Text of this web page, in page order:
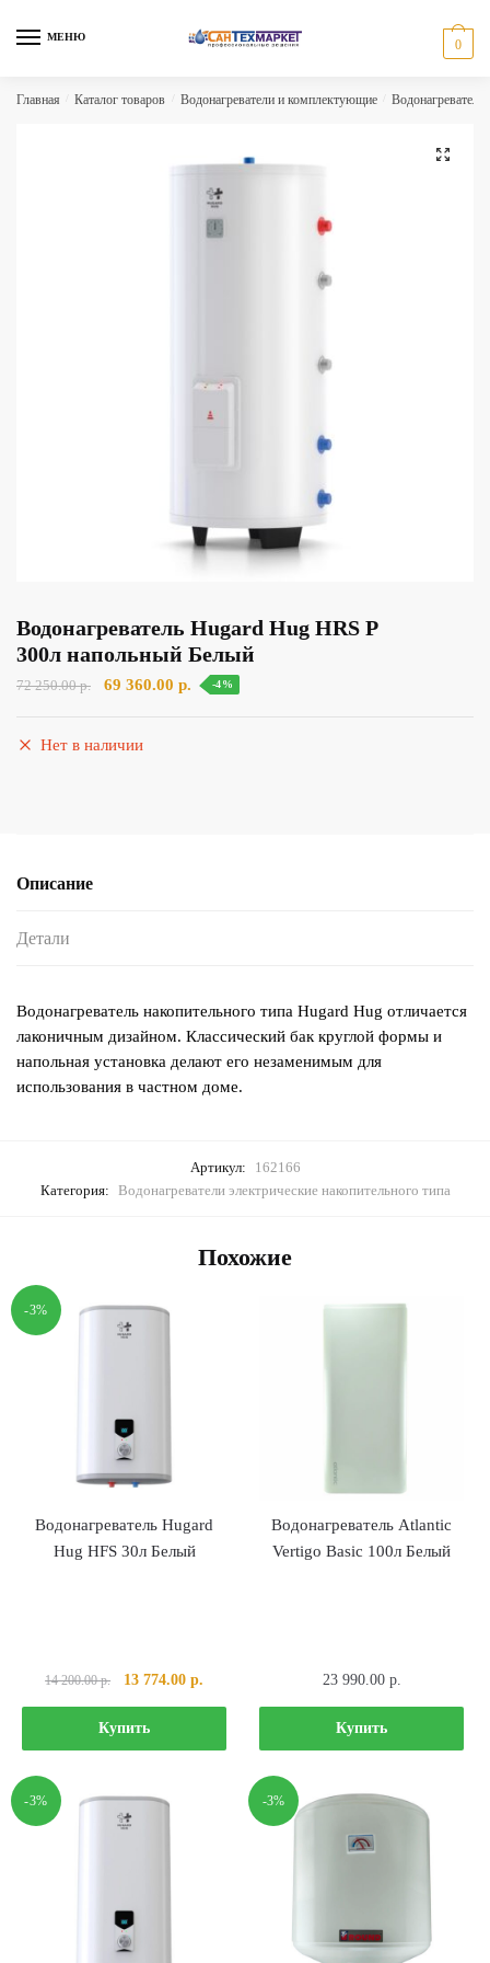
МЕНЮ
0
Главная Каталог товаров Водонагреватели и комплектующие Водонагреватели
🔍
Водонагреватель Hugard Hug HRS Р
300л напольный Белый
72 250.00р.
Первоначальная
69 360.00 р. Текущая
-4%
Нет в наличии
Описание
Детали
Водонагреватель накопительного типа Hugard Hug отличается
лаконичным дизайном. Классический бак круглой формы и
напольная установка делают его незаменимым для
использования в частном доме.
Артикул:
162166
Категория: Водонагреватели электрические накопительного типа
Похожие
-3%
Водонагреватель Hugard
Hug HFS 30л Белый
14 200.00р.
Первоначальная
цена
составляла
14
13 774.00р.
цена:
774.00 р..
Купить
Водонагреватель Atlantic
Vertigo Basic 100л Белый
23 990.00 р.
Купить
-3% -3%